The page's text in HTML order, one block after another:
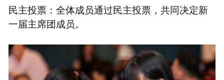
民主投票：全体成员通过民主投票，共同决定新
一届主席团成员。